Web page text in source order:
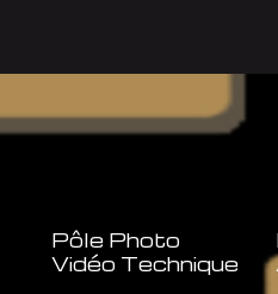
Pôle Photo
Vidéo Technique